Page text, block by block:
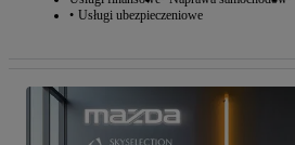
Usługi ubezpieczeniowe